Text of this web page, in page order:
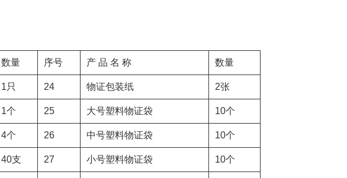
数量 序号 产 品 名 称 数量
1只 24 物证包装纸 2张
1个 25 大号塑料物证袋 10个
4个 26 中号塑料物证袋 10个
40支 27 小号塑料物证袋 10个